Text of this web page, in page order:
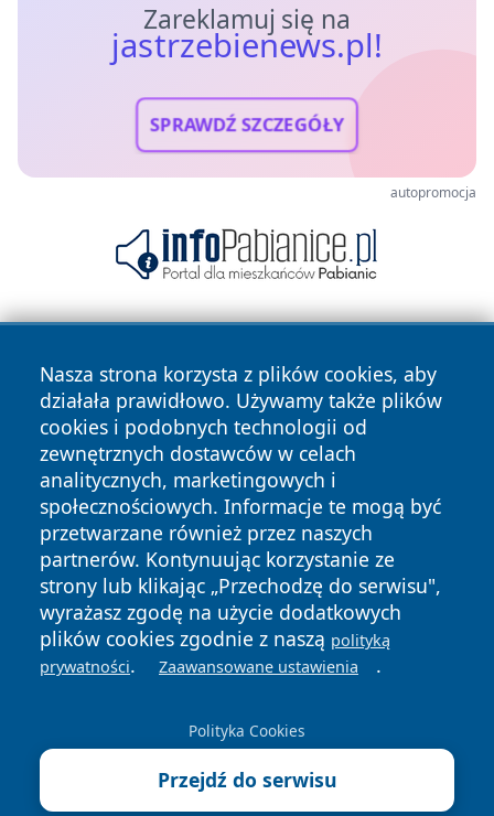
Zareklamuj się na
jastrzebienews.pl!
SPRAWDŹ SZCZEGÓŁY
autopromocja
Nasza strona korzysta z plików cookies, aby
działała prawidłowo. Używamy także plików
cookies i podobnych technologii od
zewnętrznych dostawców w celach
analitycznych, marketingowych i
społecznościowych. Informacje te mogą być
przetwarzane również przez naszych
partnerów. Kontynuując korzystanie ze
strony lub klikając „Przechodzę do serwisu",
wyrażasz zgodę na użycie dodatkowych
plików cookies zgodnie z naszą polityką
prywatności. Zaawansowane ustawienia .
Polityka Cookies
Przejdź do serwisu
Copyright © 2026 jastrzebienews.pl Wszystkie prawa
zastrzeżone.
News Autorzy
Polityka
Prywatności
Polityka
Cookies